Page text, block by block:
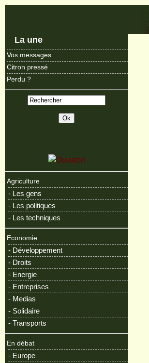
La une
Vos messages
Citron pressé
Perdu ?
Agriculture
- Les gens
- Les politiques
- Les techniques
Economie
- Développement
- Droits
- Energie
- Entreprises
- Medias
- Solidaire
- Transports
En débat
- Europe